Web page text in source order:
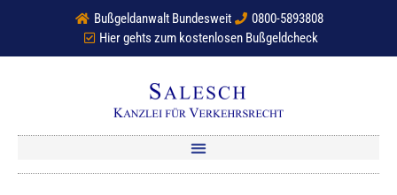
Bußgeldanwalt Bundesweit
0800-5893808
Hier gehts zum kostenlosen Bußgeldcheck